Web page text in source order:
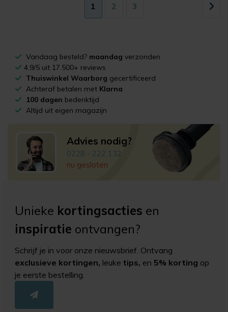
1 2 3
Vandaag besteld? maandag verzonden
4.9/5 uit 17.500+ reviews
Thuiswinkel Waarborg gecertificeerd
Achteraf betalen met Klarna
100 dagen bedenktijd
Altijd uit eigen magazijn
Advies nodig?
0228 - 222 132
nu gesloten
Unieke kortingsacties en
inspiratie ontvangen?
Schrijf je in voor onze nieuwsbrief. Ontvang
exclusieve kortingen, leuketips, en 5% korting op
je eerste bestelling.